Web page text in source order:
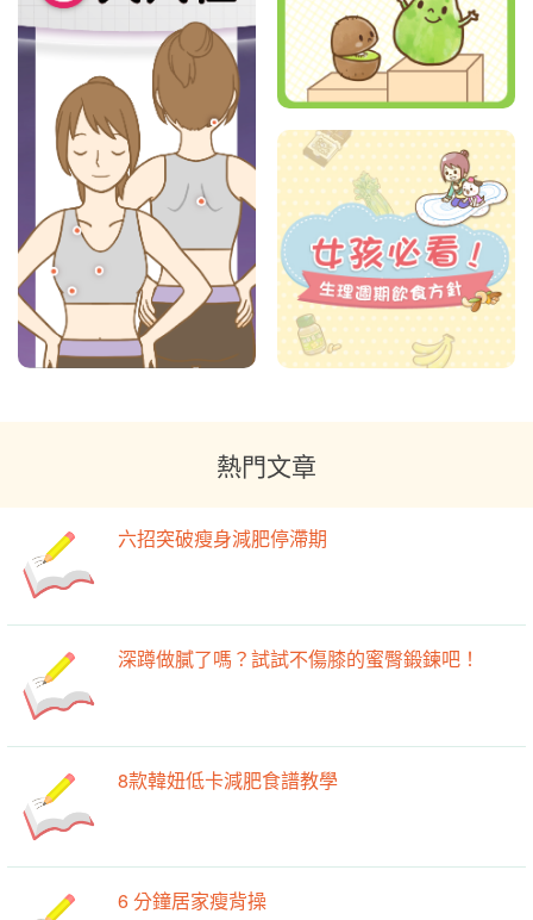
熱門文章
六招突破瘦身減肥停滯期
深蹲做膩了嗎？試試不傷膝的蜜臀鍛鍊吧！
8款韓妞低卡減肥食譜教學
6 分鐘居家瘦背操